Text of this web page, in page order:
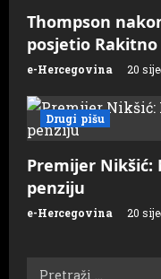
Thompson
posjetio
e-Hercegovina 20
Drugi pišu
Premijer
penziju
e-Hercegovina 20
Pretraži: